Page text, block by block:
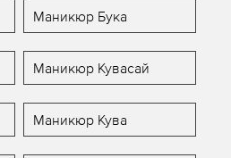
Маникюр Бука
Маникюр Кувасай
Маникюр Кува